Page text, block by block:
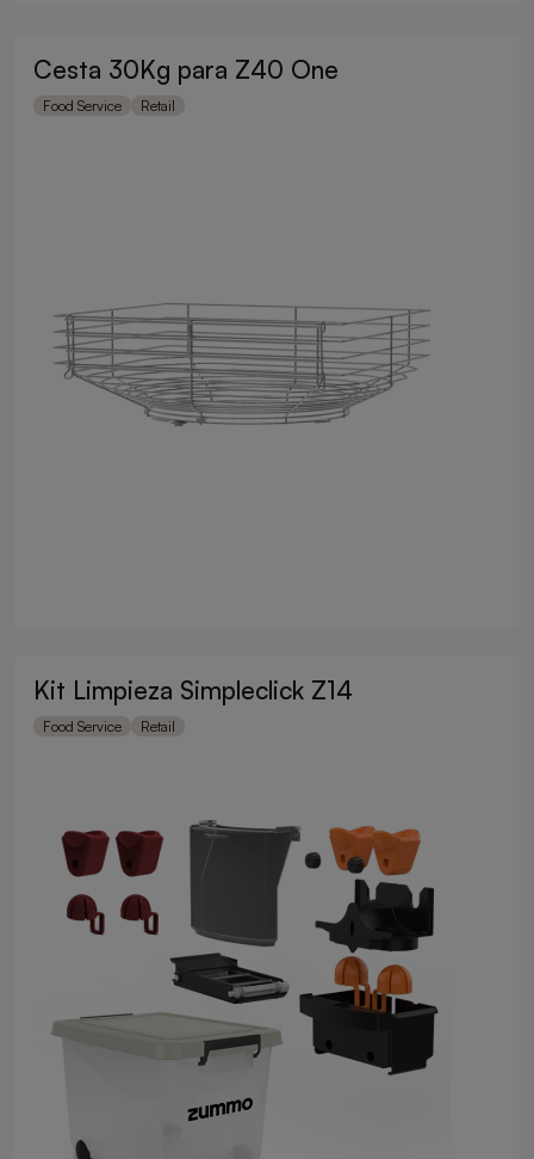
Cesta 30Kg para Z40 One
Food Service Retail
Kit Limpieza Simpleclick Z14
Food Service Retail